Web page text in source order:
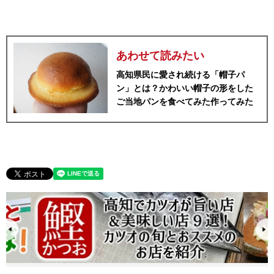
あわせて読みたい
高知県民に愛され続ける「帽子パ
ン」とは？かわいい帽子の形をした
ご当地パンを食べてみた作ってみた